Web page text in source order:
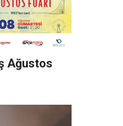
Ağustos